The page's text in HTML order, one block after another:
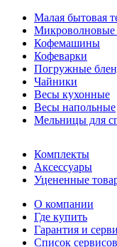
Малая бытовая
Микроволновые
Кофемашины
Кофеварки
Погружные
Чайники
Весы кухонные
Весы напольные
Мельницы для
Комплекты
Аксессуары
Уцененные
О компании
Где купить
Гарантия и
Список сервисов